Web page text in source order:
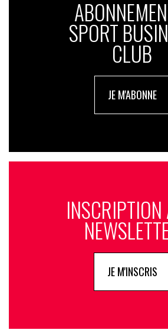
SPORT
CLUB
JE M'ABONNE
JE M'INSCRIS